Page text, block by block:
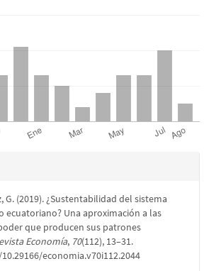
G. (2019). ¿Sustentabilidad del sistema
ecuatoriano? Una aproximación a las
que producen sus patrones
Economía, 70(112), 13–31.
economia.v70i112.2044